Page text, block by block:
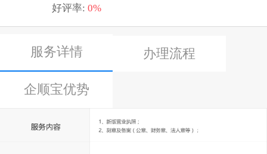
好评率: 0%
服务详情 办理流程
企顺宝优势